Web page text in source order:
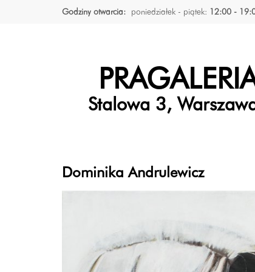
Godziny otwarcia: poniedziałek - piątek: 12:00 -
Stalowa 3,
Dominika Andrulewicz